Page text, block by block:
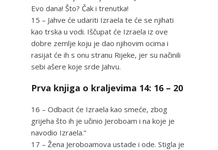
Evo dana! Što? Čak i trenutka!
15 – Jahve će udariti Izraela te će se njihati
kao trska u vodi. Iščupat će Izraela iz ove
dobre zemlje koju je dao njihovim ocima i
rasijat će ih s onu stranu Rijeke, jer su načinili
sebi ašere koje srde Jahvu.
Prva knjiga o kraljevima 14: 16 – 20
16 – Odbacit će Izraela kao smeće, zbog
grijeha što ih je učinio Jeroboam i na koje je
navodio Izraela.”
17 – Žena Jeroboamova ustade i ode. Stigla je